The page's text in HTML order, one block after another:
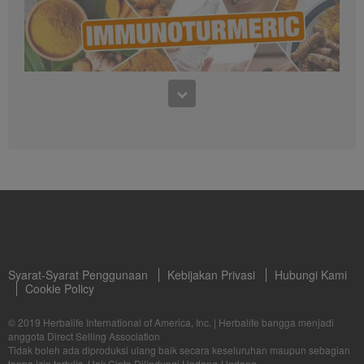
Info Produk : Multivitamin Minerals & Herbal Tablet Terbaru
Info Produk : Multivitamin Minerals & Herbal Tablets Terbaru
8:27
Syarat-Syarat Penggunaan Kebijakan Privasi
Hubungi Kami
Cookie Policy
© 2019 Herbalife International of America, Inc. | Herbalife bangga menjadi
anggota Direct Selling Association
Tidak boleh ada diproduksi ulang baik secara keseluruhan maupun sebagian